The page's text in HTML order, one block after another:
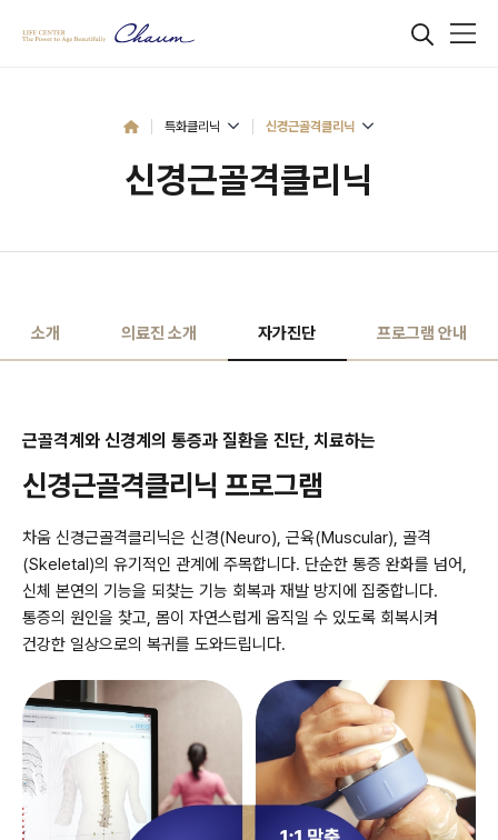
특화클리닉 신경근골격클리닉
신경근골격클리닉
소개 의료진 소개 자가진단 프로그램 안내
근골격계와 신경계의 통증과 질환을 진단, 치료하는
신경근골격클리닉 프로그램
차움 신경근골격클리닉은 신경(Neuro), 근육(Muscular), 골격
(Skeletal)의 유기적인 관계에 주목합니다. 단순한 통증 완화를 넘어,
신체 본연의 기능을 되찾는 기능 회복과 재발 방지에 집중합니다.
통증의 원인을 찾고, 몸이 자연스럽게 움직일 수 있도록 회복시켜
건강한 일상으로의 복귀를 도와드립니다.